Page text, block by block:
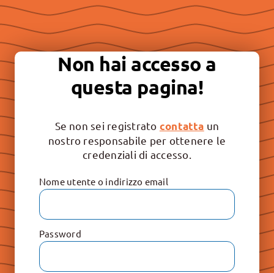
Non hai accesso a
questa pagina!
Se non sei registrato contatta un
nostro responsabile per ottenere le
credenziali di accesso.
Nome utente o indirizzo email
Password
Essere “buona stampa” per
continuare a promuovere la
libertà e il rispetto dei valori
irrinunciabili: Vita, Famiglia e